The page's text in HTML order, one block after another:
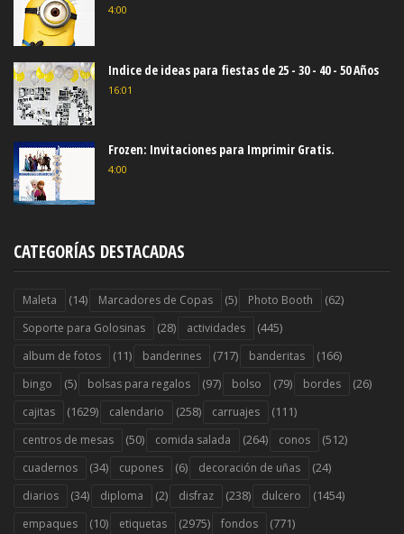
4:00
Indice de ideas para fiestas de 25 - 30 - 40 - 50 Años
16:01
Frozen: Invitaciones para Imprimir Gratis.
4:00
CATEGORÍAS DESTACADAS
Maleta (14) Marcadores de Copas (5) Photo Booth (62)
Soporte para Golosinas (28) actividades (445)
album de fotos (11) banderines (717) banderitas (166)
bingo (5) bolsas para regalos (97) bolso (79) bordes (26)
cajitas (1629) calendario (258) carruajes (111)
centros de mesas (50) comida salada (264) conos (512)
cuadernos (34) cupones (6) decoración de uñas (24)
diarios (34) diploma (2) disfraz (238) dulcero (1454)
empaques (10) etiquetas (2975) fondos (771)